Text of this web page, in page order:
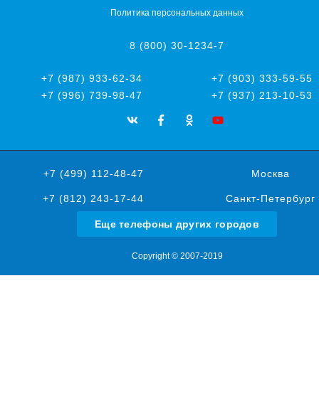
Политика персональных данных
8 (800) 30-1234-7
+7 (987) 933-62-34
+7 (903) 333-59-55
+7 (996) 739-98-47
+7 (937) 213-10-53
+7 (499) 112-48-47 Москва
+7 (812) 243-17-44 Санкт-Петербург
Еще телефоны других городов
Copyright © 2007-2019